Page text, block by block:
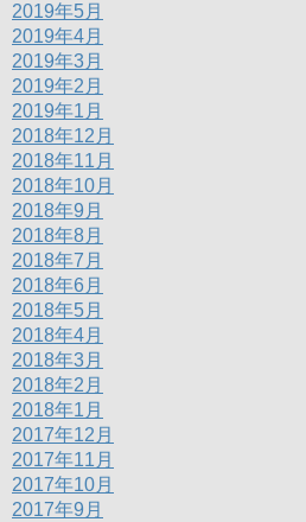
2019年5月
2019年4月
2019年3月
2019年2月
2019年1月
2018年12月
2018年11月
2018年10月
2018年9月
2018年8月
2018年7月
2018年6月
2018年5月
2018年4月
2018年3月
2018年2月
2018年1月
2017年12月
2017年11月
2017年10月
2017年9月